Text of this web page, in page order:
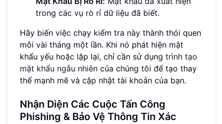
trong các vụ rò rỉ dữ liệu đã biết.
Hãy biến việc chạy kiểm tra này thành thói quen
mỗi vài tháng một lần. Khi nó phát hiện mật
khẩu yếu hoặc lặp lại, chỉ cần sử dụng trình tạo
mật khẩu ngẫu nhiên của chúng tôi để tạo thay
thế mạnh mẽ và cập nhật tài khoản của bạn.
Nhận Diện Các Cuộc Tấn Công
Phishing & Bảo Vệ Thông Tin Xác